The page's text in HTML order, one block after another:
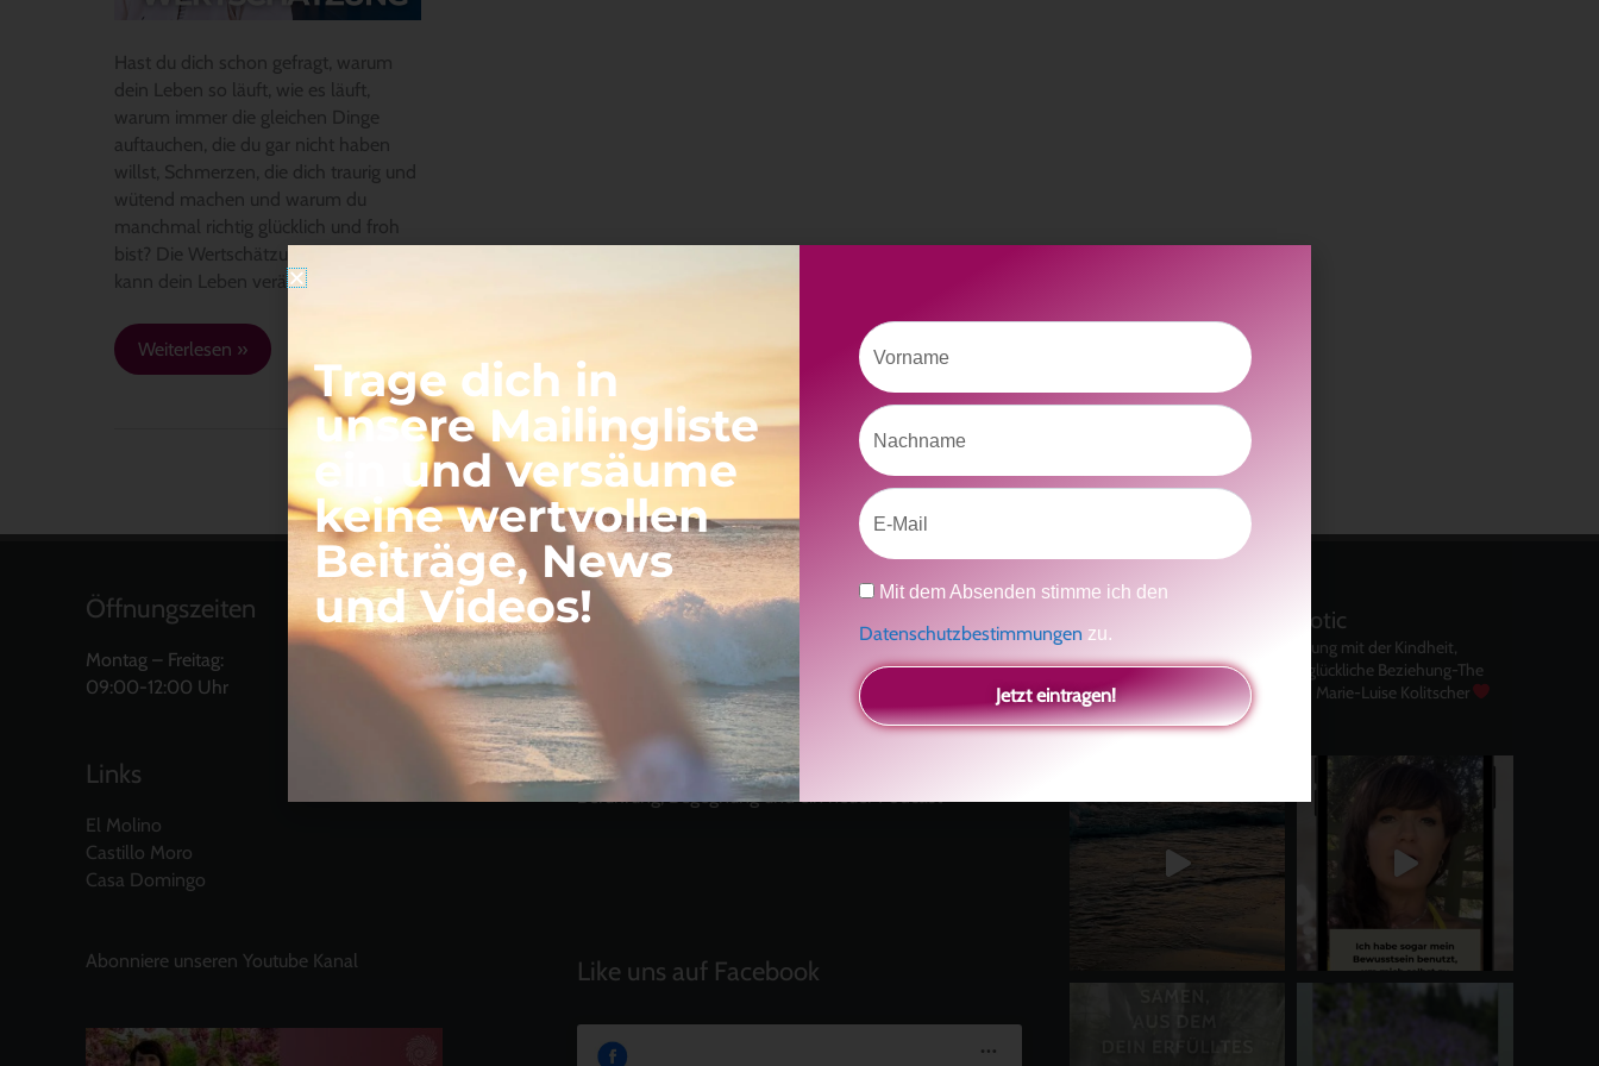
Hast du dich schon gefragt, warum
dein Leben so läuft, wie es läuft,
warum immer die gleichen Dinge
auftauchen, die du gar nicht haben
willst, Schmerzen, die dich traurig und
wütend machen und warum du
manchmal richtig glücklich und froh
bist? Die Wertschätzung all dessen
kann dein Leben verändern.
Weiterlesen »
Öffnungszeiten
Montag – Freitag:
09:00-12:00 Uhr
Links
El Molino
Castillo Moro
Casa Domingo
Abonniere unseren Youtube Kanal
Neueste Beiträge
Radikal ehrlich
Der Teil von dir, der gesehen werden möchte
Vielleicht geht es gar nicht darum, noch mehr zu
verstehen
Manchmal braucht es einfach eine kleine Auszeit
Berührung, Begegnung und ein neuer Podcast
Like uns auf Facebook
kolitscher.by.biotic
Selbstliebe, Aussöhnung mit der Kindheit,
Potenzial entfalten, glückliche Beziehung-The
Master KeyAsha und Marie-Luise Kolitscher
Sisterlove
Trage dich in
unsere Mailingliste
ein und versäume
keine wertvollen
Beiträge, News
und Videos!
Vorname
Nachname
Email
Datenschutz
Mit dem Absenden stimme ich den
Datenschutzbestimmungen zu.
Jetzt eintragen!